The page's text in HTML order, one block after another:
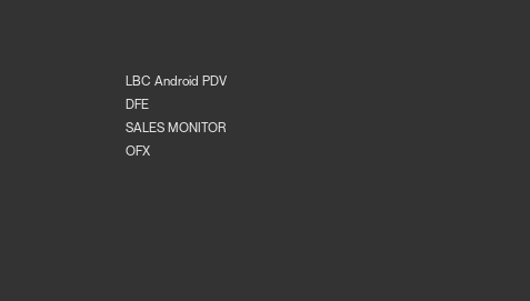
LBC Android PDV
DFE
SALES MONITOR
OFX